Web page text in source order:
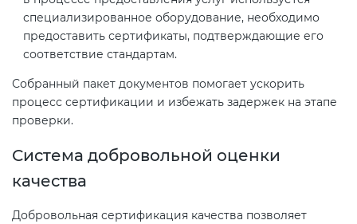
специализированное оборудование, необходимо
предоставить сертификаты, подтверждающие его
соответствие стандартам.
Собранный пакет документов помогает ускорить
процесс сертификации и избежать задержек на этапе
проверки.
Система добровольной оценки
качества
Добровольная сертификация качества позволяет